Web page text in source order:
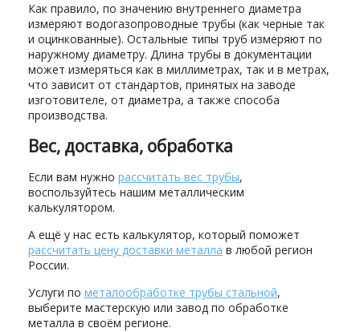
Как правило, по значению внутреннего диаметра
измеряют водогазопроводные трубы (как черные так
и оцинкованные). Остальные типы труб измеряют по
наружному диаметру. Длина трубы в документации
может измеряться как в миллиметрах, так и в метрах,
что зависит от стандартов, принятых на заводе
изготовителе, от диаметра, а также способа
производства.
Вес, доставка, обработка
Если вам нужно рассчитать вес трубы,
воспользуйтесь нашим металлическим
калькулятором.
А ещё у нас есть калькулятор, который поможет
рассчитать цену доставки металла в любой регион
России.
Услуги по металообработке трубы стальной,
выберите мастерскую или завод по обработке
металла в своём регионе.